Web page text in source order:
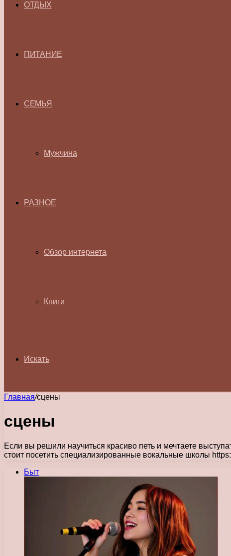
ОТДЫХ
ПИТАНИЕ
СЕМЬЯ
Мужчина
РАЗНОЕ
Обзор интернета
Книги
Искать
Главная/сцены
сцены
Если вы решили научиться красиво петь и мечтаете
стоит посетить специализированные вокальные школы
Быт